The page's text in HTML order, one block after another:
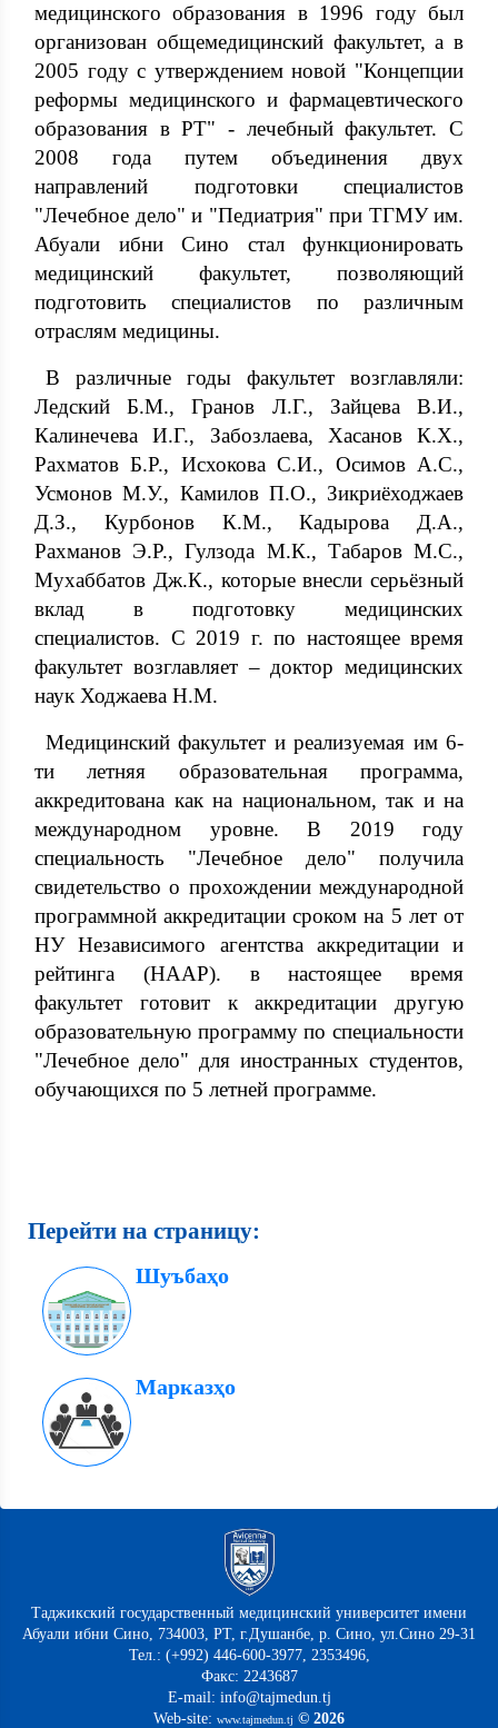
медицинского образования в 1996 году был
организован общемедицинский факультет, а в
2005 году с утверждением новой "Концепции
реформы медицинского и фармацевтического
образования в РТ" - лечебный факультет. С
2008 года путем объединения двух
направлений подготовки специалистов
"Лечебное дело" и "Педиатрия" при ТГМУ им.
Абуали ибни Сино стал функционировать
медицинский факультет, позволяющий
подготовить специалистов по различным
отраслям медицины.
В различные годы факультет возглавляли:
Ледский Б.М., Гранов Л.Г., Зайцева В.И.,
Калинечева И.Г., Забозлаева, Хасанов К.Х.,
Рахматов Б.Р., Исхокова С.И., Осимов А.С.,
Усмонов М.У., Камилов П.О., Зикриёходжаев
Д.З., Курбонов К.М., Кадырова Д.А.,
Рахманов Э.Р., Гулзода М.К., Табаров М.С.,
Мухаббатов Дж.К., которые внесли серьёзный
вклад в подготовку медицинских
специалистов. С 2019 г. по настоящее время
факультет возглавляет – доктор медицинских
наук Ходжаева Н.М.
Медицинский факультет и реализуемая им 6-
ти летняя образовательная программа,
аккредитована как на национальном, так и на
международном уровне. В 2019 году
специальность "Лечебное дело" получила
свидетельство о прохождении международной
программной аккредитации сроком на 5 лет от
НУ Независимого агентства аккредитации и
рейтинга (НААР). в настоящее время
факультет готовит к аккредитации другую
образовательную программу по специальности
"Лечебное дело" для иностранных студентов,
обучающихся по 5 летней программе.
Перейти на страницу:
Шуъбаҳо
Марказҳо
Таджикский государственный медицинский университет имени
Абуали ибни Сино, 734003, РТ, г.Душанбе, р. Сино, ул.Сино 29-31
Тел.: (+992) 446-600-3977, 2353496,
Факс: 2243687
E-mail: info@tajmedun.tj
Web-site: www.tajmedun.tj © 2026